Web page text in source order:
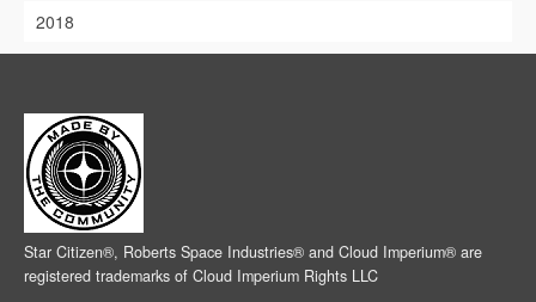
2018
Star Citizen®, Roberts Space Industries® and Cloud Imperium® are
registered trademarks of Cloud Imperium Rights LLC